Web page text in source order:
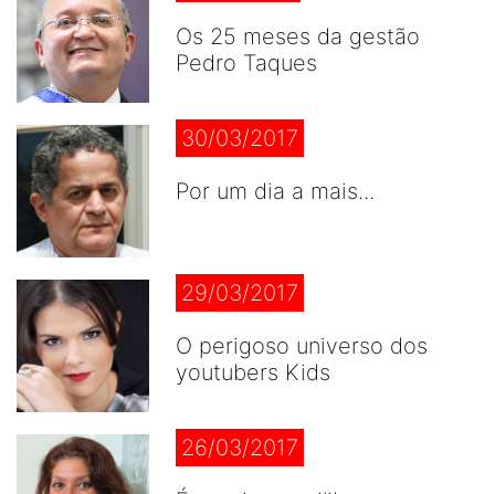
Os 25 meses da gestão
Pedro Taques
30/03/2017
Por um dia a mais...
29/03/2017
O perigoso universo dos
youtubers Kids
26/03/2017